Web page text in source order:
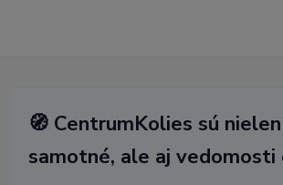
🧭 CentrumKolies sú
samotné, ale aj vedomosti